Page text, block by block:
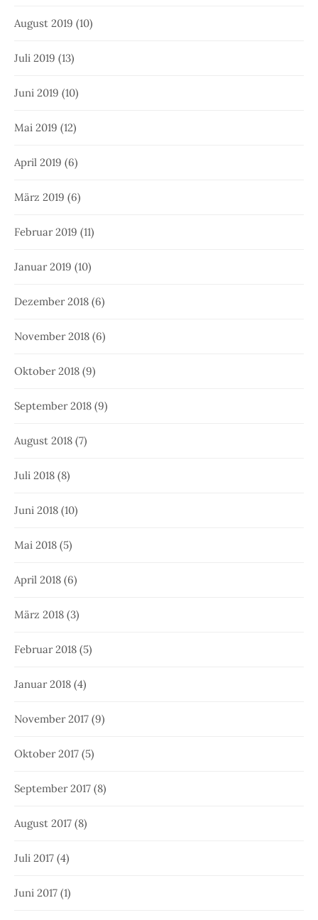
August 2019 (10)
Juli 2019 (13)
Juni 2019 (10)
Mai 2019 (12)
April 2019 (6)
März 2019 (6)
Februar 2019 (11)
Januar 2019 (10)
Dezember 2018 (6)
November 2018 (6)
Oktober 2018 (9)
September 2018 (9)
August 2018 (7)
Juli 2018 (8)
Juni 2018 (10)
Mai 2018 (5)
April 2018 (6)
März 2018 (3)
Februar 2018 (5)
Januar 2018 (4)
November 2017 (9)
Oktober 2017 (5)
September 2017 (8)
August 2017 (8)
Juli 2017 (4)
Juni 2017 (1)